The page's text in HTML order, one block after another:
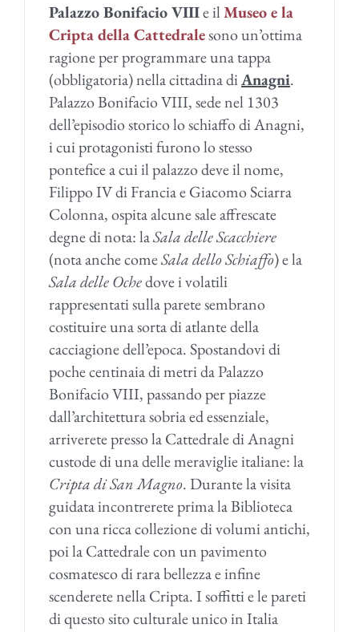
Palazzo Bonifacio VIIIe ilMuseo e la
Cripta della Cattedralesono un’ottima
ragione per programmare una tappa
(obbligatoria) nella cittadina diAnagni.
Palazzo Bonifacio VIII, sede nel 1303
dell’episodio storico lo schiaffo di Anagni,
i cui protagonisti furono lo stesso
pontefice a cui il palazzo deve il nome,
Filippo IV di Francia e Giacomo Sciarra
Colonna, ospita alcune sale affrescate
degne di nota: laSala delle Scacchiere
(nota anche comeSala dello Schiaffo) e la
Sala delle Ochedove i volatili
rappresentati sulla parete sembrano
costituire una sorta di atlante della
cacciagione dell’epoca. Spostandovi di
poche centinaia di metri da Palazzo
Bonifacio VIII, passando per piazze
dall’architettura sobria ed essenziale,
arriverete presso la Cattedrale di Anagni
custode di una delle meraviglie italiane: la
Cripta di San Magno. Durante la visita
guidata incontrerete prima la Biblioteca
con una ricca collezione di volumi antichi,
poi la Cattedrale con un pavimento
cosmatesco di rara bellezza e infine
scenderete nella Cripta. I soffitti e le pareti
di questo sito culturale unico in Italia